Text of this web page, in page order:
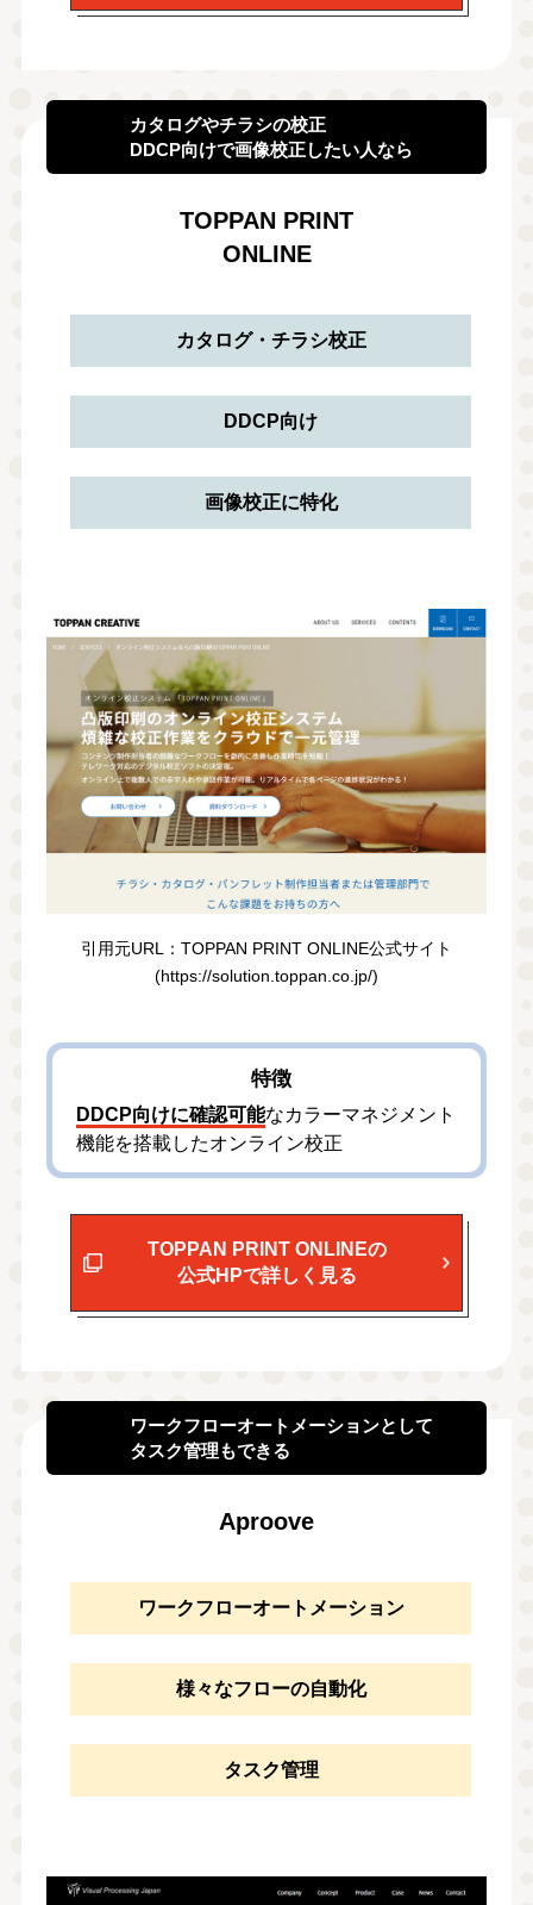
カタログやチラシの校正
DDCP向けで画像校正したい人なら
TOPPAN PRINT
ONLINE
カタログ・チラシ校正
DDCP向け
画像校正に特化
引⽤元URL：TOPPAN PRINT ONLINE公式サイト
(https://solution.toppan.co.jp/)
特徴
DDCP向けに確認可能なカラーマネジメント
機能を搭載したオンライン校正
TOPPAN PRINT ONLINEの
公式HPで詳しく見る
ワークフローオートメーションとして
タスク管理もできる
Aproove
ワークフローオートメーション
様々なフローの自動化
タスク管理